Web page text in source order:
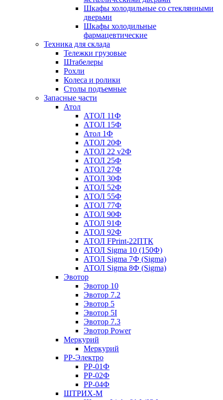
Шкафы холодильные со стеклянными
дверьми
Шкафы холодильные
фармацевтические
Техника для склада
Тележки грузовые
Штабелеры
Рохли
Колеса и ролики
Столы подъемные
Запасные части
Атол
АТОЛ 11Ф
АТОЛ 15Ф
Атол 1Ф
АТОЛ 20Ф
АТОЛ 22 v2Ф
АТОЛ 25Ф
АТОЛ 27Ф
АТОЛ 30Ф
АТОЛ 52Ф
АТОЛ 55Ф
АТОЛ 77Ф
АТОЛ 90Ф
АТОЛ 91Ф
АТОЛ 92Ф
АТОЛ FPrint-22ПТК
АТОЛ Sigma 10 (150Ф)
АТОЛ Sigma 7Ф (Sigma)
АТОЛ Sigma 8Ф (Sigma)
Эвотор
Эвотор 10
Эвотор 7.2
Эвотор 5
Эвотор 5I
Эвотор 7.3
Эвотор Power
Меркурий
Меркурий
РР-Электро
РР-01Ф
РР-02Ф
РР-04Ф
ШТРИХ-М